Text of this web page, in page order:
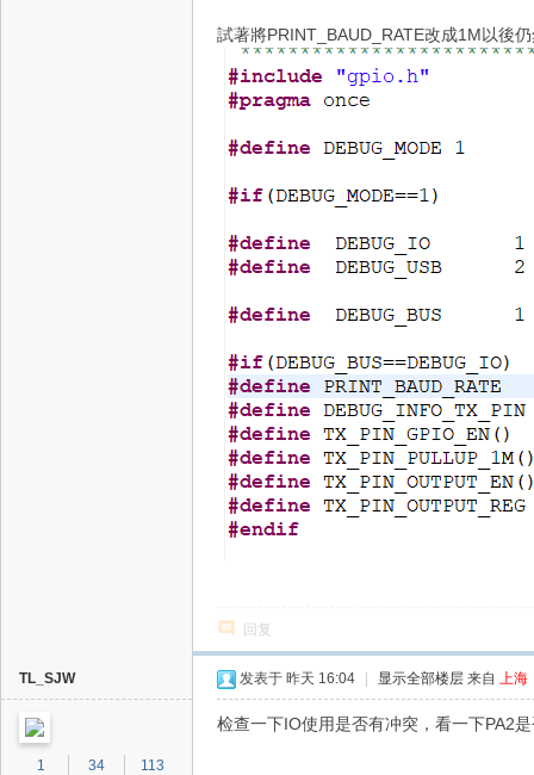
試著將PRINT_BAUD_RATE改成1M以後
回复
TL_SJW
1
34
113
发表于 昨天 16:04 显示全部楼层 来自 上海
检查一下IO使用是否有冲突，看一下PA2